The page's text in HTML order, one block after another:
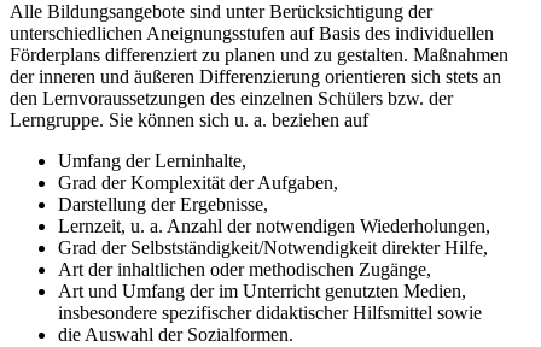
Alle Bildungsangebote sind unter Berücksichtigung der
unterschiedlichen Aneignungsstufen auf Basis des individuellen
Förderplans differenziert zu planen und zu gestalten. Maßnahmen
der inneren und äußeren Differenzierung orientieren sich stets an
den Lernvoraussetzungen des einzelnen Schülers bzw. der
Lerngruppe. Sie können sich u. a. beziehen auf
Umfang der Lerninhalte,
Grad der Komplexität der Aufgaben,
Darstellung der Ergebnisse,
Lernzeit, u. a. Anzahl der notwendigen Wiederholungen,
Grad der Selbstständigkeit/Notwendigkeit direkter Hilfe,
Art der inhaltlichen oder methodischen Zugänge,
Art und Umfang der im Unterricht genutzten Medien,
insbesondere spezifischer didaktischer Hilfsmittel sowie
die Auswahl der Sozialformen.